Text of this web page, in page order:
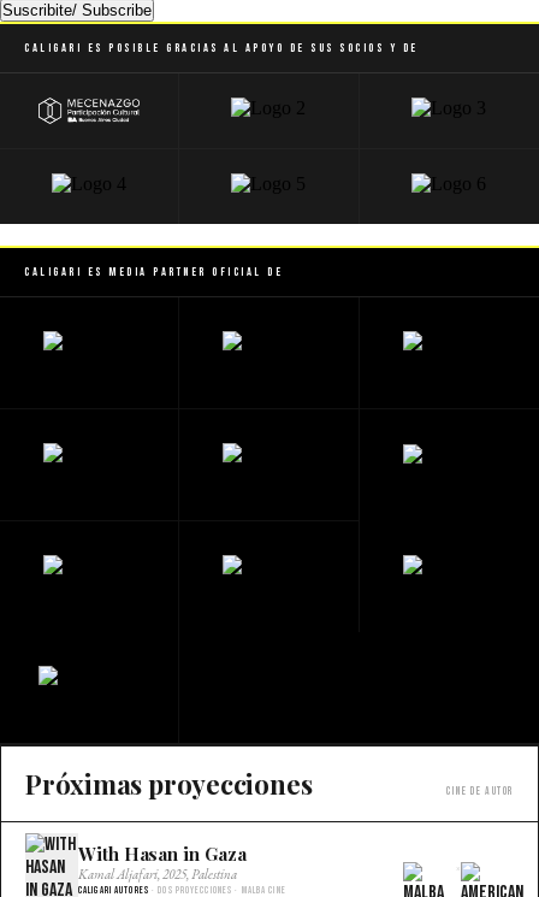
Suscribite/ Subscribe
Caligari es posible gracias al apoyo de sus socios y de
Caligari es Media Partner Oficial de
Próximas proyecciones Cine de autor
With Hasan in Gaza
Kamal Aljafari, 2025, Palestina
Caligari Autores · Dos proyecciones · Malba Cine
×